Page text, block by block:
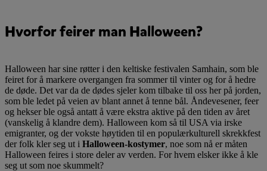
Hvorfor feirer man Halloween?
Halloween har sine røtter i den keltiske festivalen Samhain, som ble
feiret for å markere overgangen fra sommer til vinter og for å hedre
de døde. Det var da de dødes sjeler kom tilbake til oss her på jorden,
som ble ledet på veien av blant annet å tenne bål. Åndevesener, feer
og hekser ble også antatt å være ekstra aktive på den tiden av året
(vanskelig å klandre dem). Halloween kom så til USA via irske
emigranter, og der vokste høytiden til en populærkulturell skrekkfest
der folk kler seg ut i Halloween-kostymer, noe som nå er måten
Halloween feires i store deler av verden. For hvem elsker ikke å kle
seg ut som noe skummelt?